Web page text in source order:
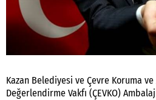
Kazan Belediyesi ve Çevre Koruma ve
Değerlendirme Vakfı (ÇEVKO)